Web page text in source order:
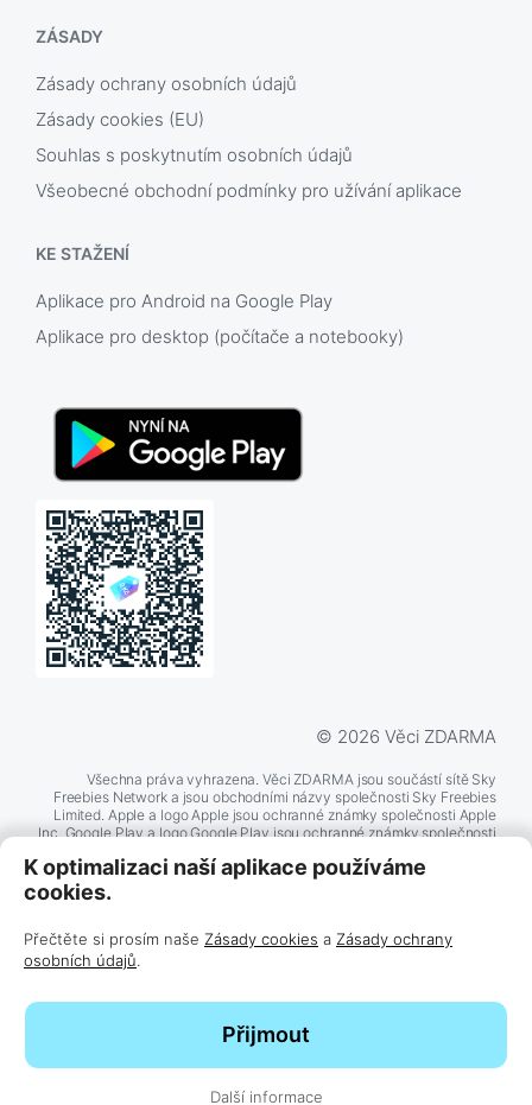
K optimalizaci naší aplikace používáme
cookies.
Přečtěte si prosím naše Zásady cookies a Zásady ochrany
osobních údajů.
Přijmout
Další informace
ZÁSADY
Zásady ochrany osobních údajů
Zásady cookies (EU)
Souhlas s poskytnutím osobních údajů
Všeobecné obchodní podmínky pro užívání aplikace
KE STAŽENÍ
Aplikace pro Android na Google Play
Aplikace pro desktop (počítače a notebooky)
© 2026 Věci ZDARMA
Všechna práva vyhrazena. Věci ZDARMA jsou součástí sítě Sky
Freebies Network a jsou obchodními názvy společnosti Sky Freebies
Limited. Apple a logo Apple jsou ochranné známky společnosti Apple
Inc. Google Play a logo Google Play jsou ochranné známky společnosti
být ochrannými známkami příslušných společností.
BĚŽÍ NA
TECHNOLOGII